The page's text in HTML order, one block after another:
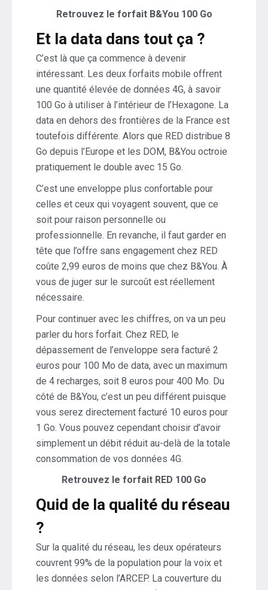
Retrouvez le forfait B&You 100 Go
Et la data dans tout ça ?
C’est là que ça commence à devenir
intéressant. Les deux forfaits mobile offrent
une quantité élevée de données 4G, à savoir
100 Go à utiliser à l’intérieur de l’Hexagone. La
data en dehors des frontières de la France est
toutefois différente. Alors que RED distribue 8
Go depuis l’Europe et les DOM, B&You octroie
pratiquement le double avec 15 Go.
C’est une enveloppe plus confortable pour
celles et ceux qui voyagent souvent, que ce
soit pour raison personnelle ou
professionnelle. En revanche, il faut garder en
tête que l’offre sans engagement chez RED
coûte 2,99 euros de moins que chez B&You. À
vous de juger sur le surcoût est réellement
nécessaire.
Pour continuer avec les chiffres, on va un peu
parler du hors forfait. Chez RED, le
dépassement de l’enveloppe sera facturé 2
euros pour 100 Mo de data, avec un maximum
de 4 recharges, soit 8 euros pour 400 Mo. Du
côté de B&You, c’est un peu différent puisque
vous serez directement facturé 10 euros pour
1 Go. Vous pouvez cependant choisir d’avoir
simplement un débit réduit au-delà de la totale
consommation de vos données 4G.
Retrouvez le forfait RED 100 Go
Quid de la qualité du réseau
?
Sur la qualité du réseau, les deux opérateurs
couvrent 99% de la population pour la voix et
les données selon l’ARCEP. La couverture du